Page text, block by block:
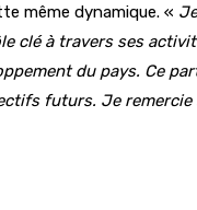
même dynamique. «
clé à travers ses
du pays. Ce
futurs. Je remercie